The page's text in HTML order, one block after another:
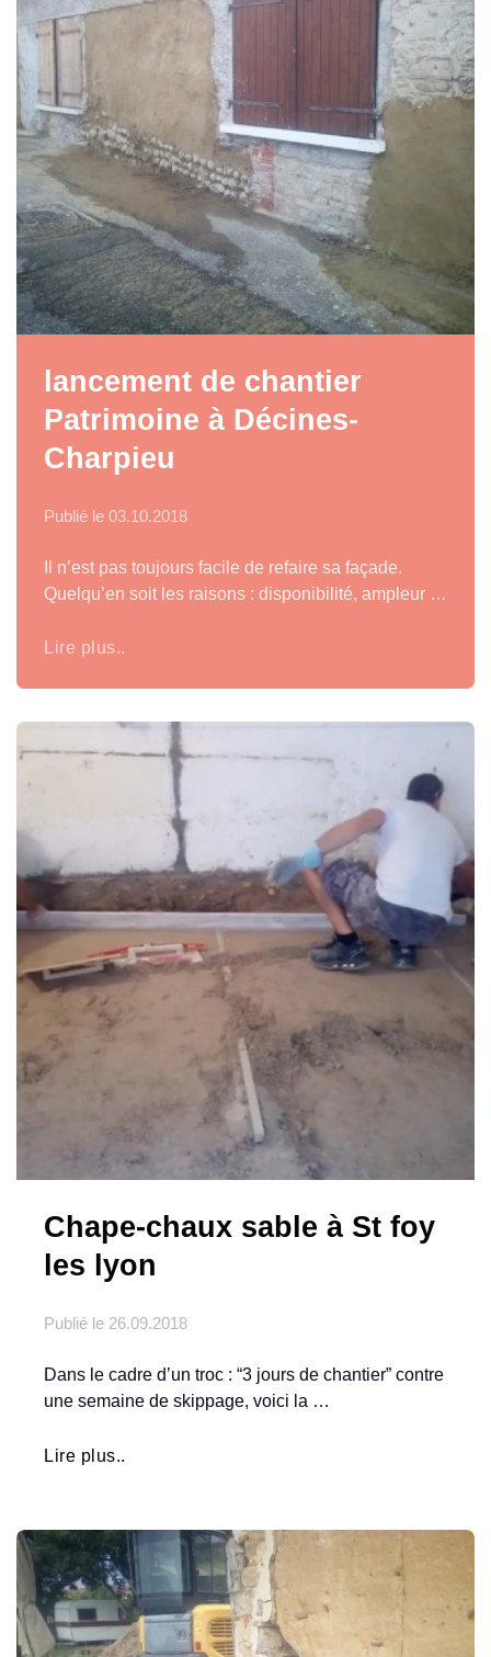
lancement de chantier
Patrimoine à Décines-
Charpieu
Publié le 03.10.2018
Il n’est pas toujours facile de refaire sa façade.
Quelqu’en soit les raisons : disponibilité, ampleur …
Lire plus..
Chape-chaux sable à St foy
les lyon
Publié le 26.09.2018
Dans le cadre d’un troc : “3 jours de chantier” contre
une semaine de skippage, voici la …
Lire plus..